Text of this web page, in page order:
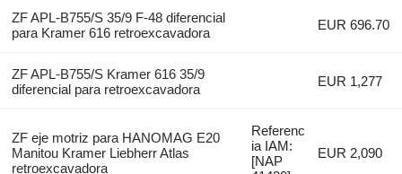
ZF APL-B755/S 35/9 F-48 diferencial
para Kramer 616 retroexcavadora
EUR 696.70
ZF APL-B755/S Kramer 616 35/9
diferencial para retroexcavadora
EUR 1,277
ZF eje motriz para HANOMAG E20
Manitou Kramer Liebherr Atlas
retroexcavadora
Referenc
ia IAM:
[NAP
EUR 2,090